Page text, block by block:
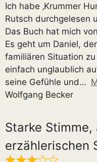
Ich habe ‚Krummer
Rutsch durchgelesen
Das Buch hat mich
Es geht um Daniel,
familiären Situation
einfach unglaublich
seine Gefühle und
Wolfgang Becker
Starke
erzählerischen